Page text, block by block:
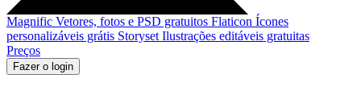
Magnific Vetores, fotos e PSD gratuitos Flaticon Ícones
personalizáveis grátis Storyset Ilustrações editáveis gratuitas
Preços
Fazer o login